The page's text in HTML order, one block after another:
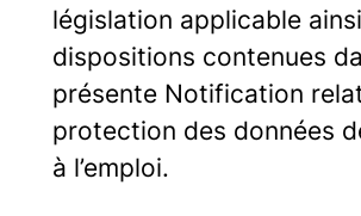
législation applicable ainsi
dispositions contenues
présente Notification
protection des données
à l’emploi.